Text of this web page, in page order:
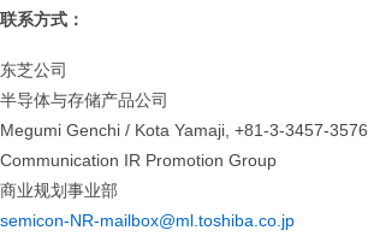
联系方式：
东芝公司
半导体与存储产品公司
Megumi Genchi / Kota Yamaji, +81-3-3457-3576
Communication IR Promotion Group
商业规划事业部
semicon-NR-mailbox@ml.toshiba.co.jp